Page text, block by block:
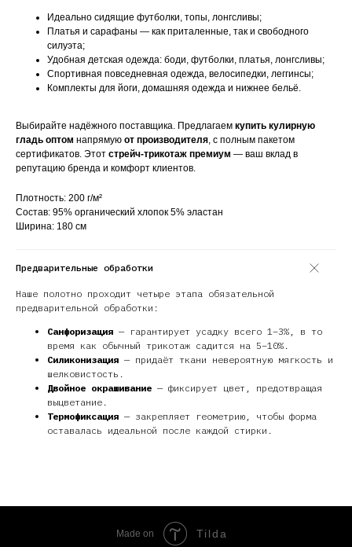
Идеально сидящие футболки, топы, лонгсливы;
Платья и сарафаны — как приталенные, так и свободного
силуэта;
Удобная детская одежда: боди, футболки, платья, лонгсливы;
Спортивная повседневная одежда, велосипедки, леггинсы;
Комплекты для йоги, домашняя одежда и нижнее бельё.
Выбирайте надёжного поставщика. Предлагаем купить кулирную
гладь оптом напрямую от производителя, с полным пакетом
сертификатов. Этот стрейч-трикотаж премиум — ваш вклад в
репутацию бренда и комфорт клиентов.
Плотность: 200 г/м²
Состав: 95% органический хлопок 5% эластан
Ширина: 180 см
Предварительные обработки
Наше полотно проходит четыре этапа обязательной
предварительной обработки:
Санфоризация — гарантирует усадку всего 1–3%, в то
время как обычный трикотаж садится на 5–10%.
Силиконизация — придаёт ткани невероятную мягкость и
шелковистость.
Двойное окрашивание — фиксирует цвет, предотвращая
выцветание.
Термофиксация — закрепляет геометрию, чтобы форма
оставалась идеальной после каждой стирки.
Made on Tilda